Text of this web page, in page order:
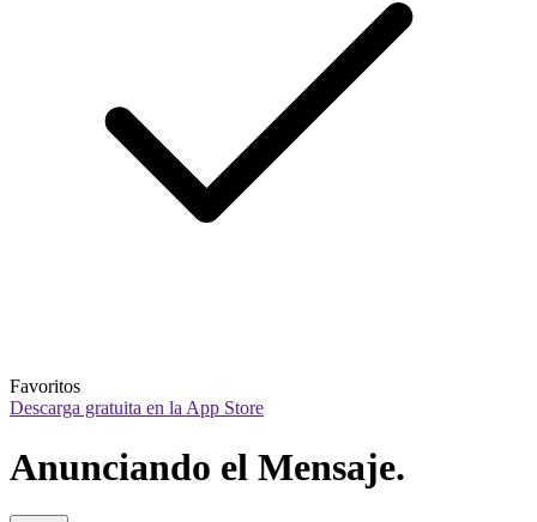
Favoritos
Descarga gratuita en la App Store
Anunciando el Mensaje.